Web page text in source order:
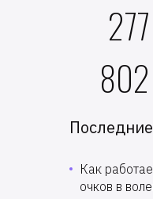
277
802
Как
очков в